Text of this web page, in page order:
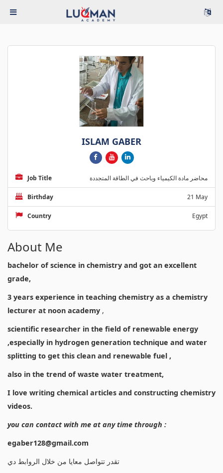
ISLAM GABER
Job Title محاضر مادة الكيمياء وباحث في الطاقة المتجددة
Birthday 21 May
Country Egypt
About Me
bachelor of science in chemistry and got an excellent
grade,
3 years experience in teaching chemistry as a chemistry
lecturer at noon academy ,
scientific researcher in the field of renewable energy
,especially in hydrogen generation technique and water
splitting to get this clean and renewable fuel ,
also in the trend of waste water treatment,
I love writing chemical articles and constructing chemistry
videos.
you can contact with me at any time through :
egaber128@gmail.com
تقدر تتواصل معايا من خلال الروابط دي